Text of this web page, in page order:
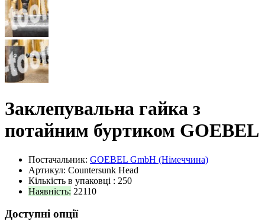
Заклепувальна гайка з
потайним буртиком GOEBEL
Постачальник: GOEBEL GmbH (Німеччина)
Артикул: Countersunk Head
Кількість в упаковці : 250
Наявність: 22110
Доступні опції